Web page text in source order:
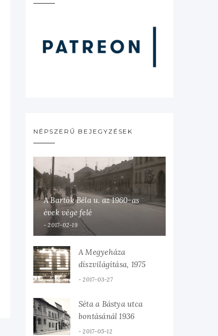
NÉPSZERŰ BEJEGYZÉSEK
A Bartók Béla u. az 1960-as
évek vége felé
2017-02-19
A Megyeháza
díszvilágítása, 1975
2017-03-27
Séta a Bástya utca
bontásánál 1936
2017-05-12